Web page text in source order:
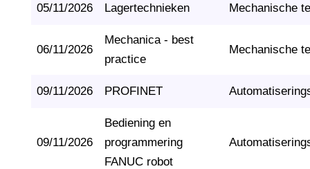
05/11/2026 Lagertechnieken Mechanische
06/11/2026
Mechanica - best
practice
Mechanische
09/11/2026 PROFINET
09/11/2026
Bediening en
programmering
FANUC robot